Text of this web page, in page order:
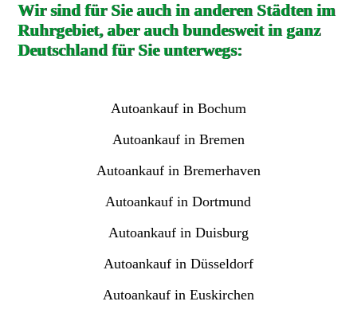
Wir sind für Sie auch in anderen Städten im
Ruhrgebiet, aber auch bundesweit in ganz
Deutschland für Sie unterwegs:
Autoankauf in Bochum
Autoankauf in Bremen
Autoankauf in Bremerhaven
Autoankauf in Dortmund
Autoankauf in Duisburg
Autoankauf in Düsseldorf
Autoankauf in Euskirchen